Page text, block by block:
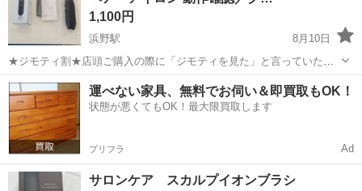
1,100円
浜野駅
8月10日
★ジモティ割★店頭ご購入の際に「ジモティを見た」と言っていただ
くとジモティ限定価格（掲載価格の10%OFF）でご購入が可能です。
ぜひ店頭にてスタッフまでお伝えくださいませ。 ■引越でおなじみ、
サカイ引越センターの...
千葉 千葉市 浜野駅 美容家電 サカイ
運べない家具、無料でお伺い＆即買取もOK！
状態が悪くてもOK！最大限買取します
プリフラ Ad
サロンケア スカルプイオンブラシ